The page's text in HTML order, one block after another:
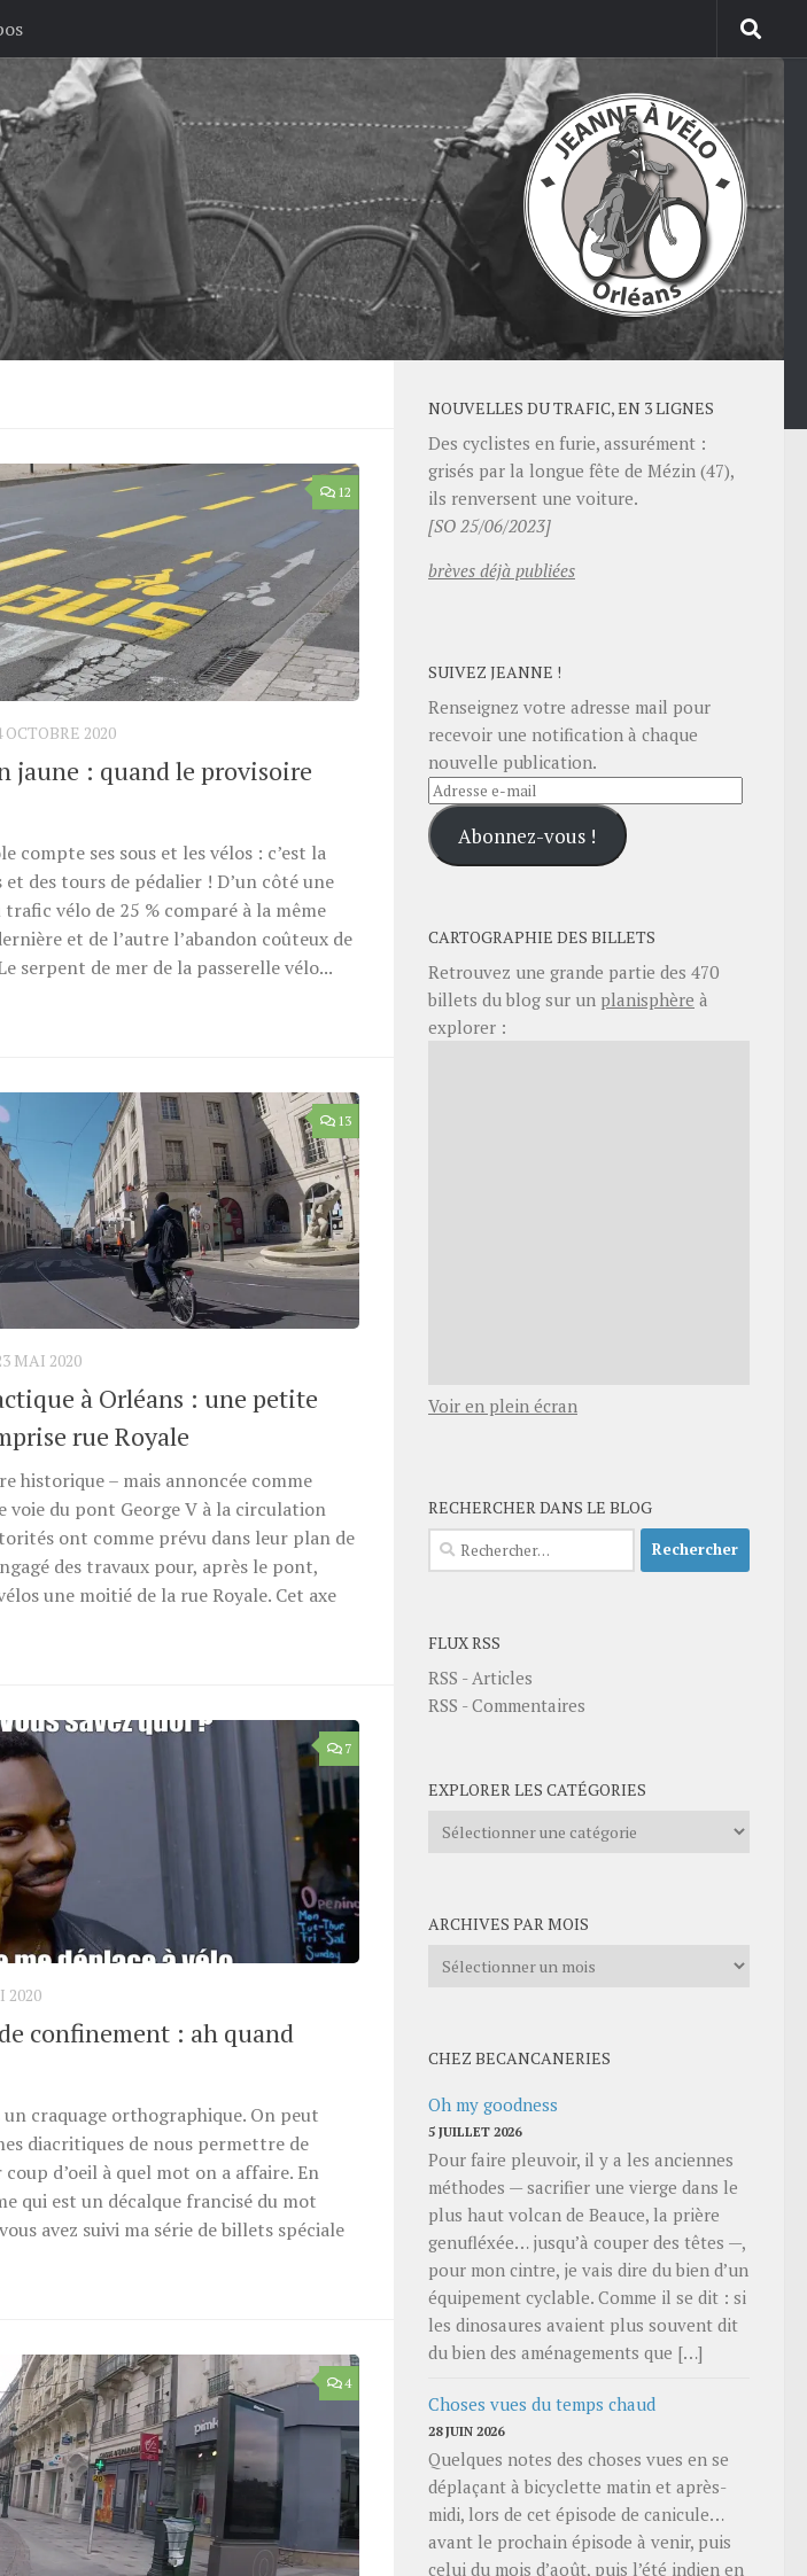
12
OCTOBRE 2020
jaune : quand le provisoire
compte ses sous et les vélos : c’est la
des tours de pédalier ! D’un côté une
vélo de 25 % comparé à la même
et de l’autre l’abandon coûteux de
serpent de mer de la passerelle vélo...
13
MAI 2020
à Orléans : une petite
rue Royale
historique – mais annoncée comme
voie du pont George V à la circulation
ont comme prévu dans leur plan de
des travaux pour, après le pont,
une moitié de la rue Royale. Cet axe
7
2020
confinement : ah quand
un craquage orthographique. On peut
diacritiques de nous permettre de
d’oeil à quel mot on a affaire. En
qui est un décalque francisé du mot
avez suivi ma série de billets spéciale
4
NOUVELLES DU TRAFIC, EN 3 LIGNES
Des cyclistes en furie, assurément :
grisés par la longue fête de Mézin (47),
ils renversent une voiture.
[SO 25/06/2023]
brèves déjà publiées
SUIVEZ JEANNE !
Renseignez votre adresse mail pour
recevoir une notification à chaque
nouvelle publication.
Adresse
e-
mailAbonnez-vous !
CARTOGRAPHIE DES BILLETS
Retrouvez une grande partie des 470
billets du blog sur un planisphère à
explorer :
Voir en plein écran
RECHERCHER DANS LE BLOG
Rechercher :
FLUX RSS
RSS - Articles
RSS - Commentaires
EXPLORER LES CATÉGORIES
Explorer
ARCHIVES PAR MOIS
Archives
CHEZ BECANCANERIES
Oh my goodness
5 JUILLET 2026
Pour faire pleuvoir, il y a les anciennes
méthodes — sacrifier une vierge dans le
plus haut volcan de Beauce, la prière
genufléxée… jusqu’à couper des têtes —,
pour mon cintre, je vais dire du bien d’un
équipement cyclable. Comme il se dit : si
les dinosaures avaient plus souvent dit
du bien des aménagements que […]
Choses vues du temps chaud
28 JUIN 2026
Quelques notes des choses vues en se
déplaçant à bicyclette matin et après-
midi, lors de cet épisode de canicule…
avant le prochain épisode à venir, puis
celui du mois d’août, puis l’été indien en